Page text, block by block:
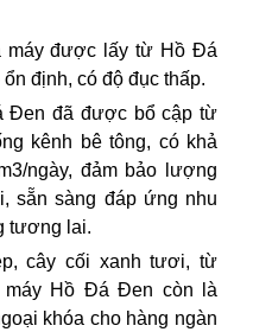
máy được lấy từ Hồ Đá
định, có độ đục thấp.
Đen đã được bổ cập từ
kênh bê tông, có khả
ngày, đảm bảo lượng
sẵn sàng đáp ứng nhu
tương lai.
cây cối xanh tươi, từ
máy Hồ Đá Đen còn là
khóa cho hàng ngàn